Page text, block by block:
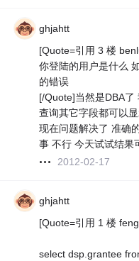
ghjahtt
[Quote=引用 3 楼
你登陆的用户是什么
的错误
[/Quote]当然是DBA了
查询其它字段都可以
现在问题解决了 准确
事 不行 今天试试结果
2012-02-17
ghjahtt
[Quote=引用 1 楼
select dsp.grantee